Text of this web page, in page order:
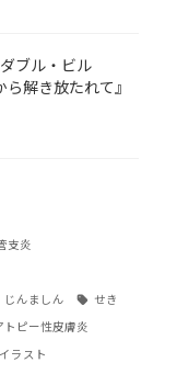
ブル・ビル
ら解き放たれて』
支炎
じんましん せき
トピー性皮膚炎
ラスト